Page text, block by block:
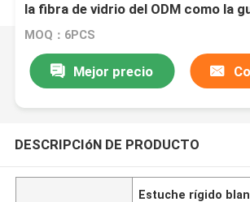
la fibra de vidrio del ODM como la
MOQ：6PCS
Mejor precio
DESCRIPCIóN DE PRODUCTO
Estuche rígido